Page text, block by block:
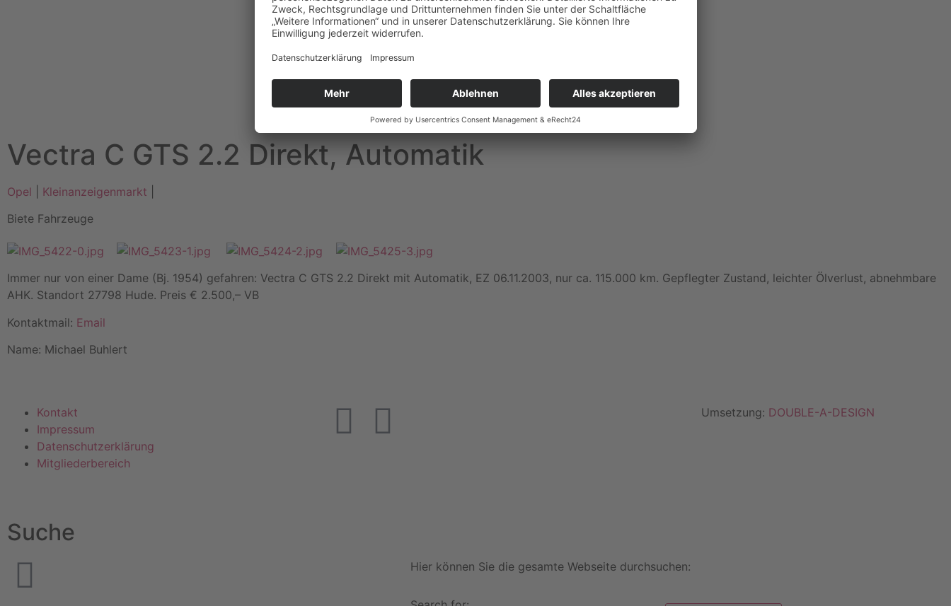
Vectra C GTS 2.2 Direkt, Automatik
Opel Kleinanzeigenmarkt
Biete Fahrzeuge
Immer nur von einer Dame (Bj. 1954) gefahren: Vectra C GTS 2.2 Direkt mit Automatik, EZ 06.11.2003, nur ca. 115.000 km. Gepflegter Zustand, leichter Ölverlust, abnehmbare
AHK. Standort 27798 Hude. Preis € 2.500,– VB
Kontaktmail: Email
Name: Michael Buhlert
Kontakt
Impressum
Datenschutzerklärung
Mitgliederbereich
Umsetzung: DOUBLE-A-DESIGN
Suche
Hier können Sie die gesamte Webseite durchsuchen: